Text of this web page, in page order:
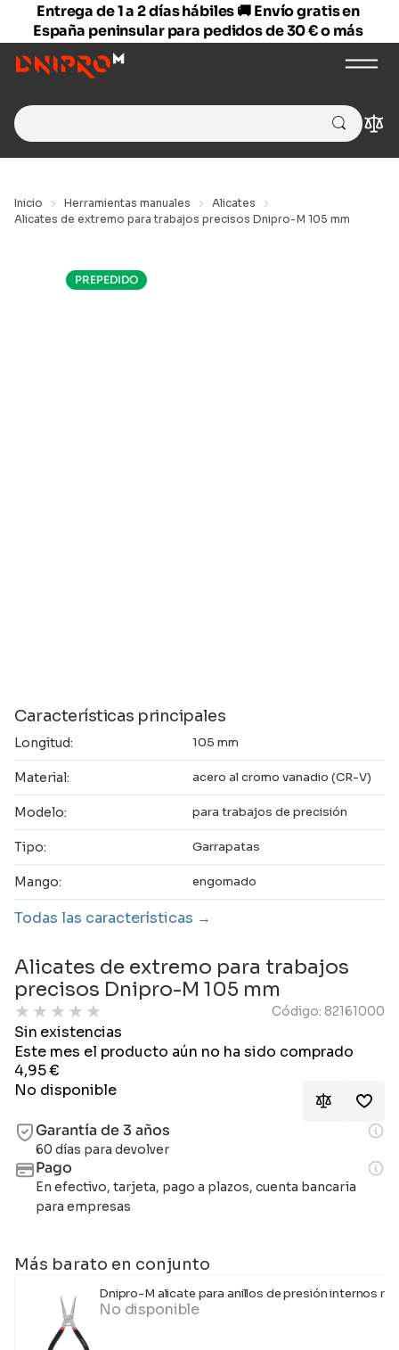
Entrega de 1 a 2 días hábiles 🚚 Envío gratis en
España peninsular para pedidos de 30 € o más
Search
for:
Inicio Herramientas manuales
Alicates
Alicates de extremo para trabajos precisos Dnipro-M 105 mm
PREPEDIDO
Características principales
Longitud: 105 mm
Material: acero al cromo vanadio (CR-V)
Modelo: para trabajos de precisión
Tipo: Garrapatas
Mango: engomado
Todas las características
Alicates de extremo para trabajos
precisos Dnipro-M 105 mm
★ ★ ★ ★ ★ Código: 82161000
Sin existencias
Este mes el producto aún no ha sido comprado
4,95€
No disponible
Garantía de 3 años
60 días para devolver
Pago
En efectivo, tarjeta, pago a plazos, cuenta bancaria
para empresas
Más barato en conjunto
Dnipro-M alicate para anillos de presión internos
No disponible